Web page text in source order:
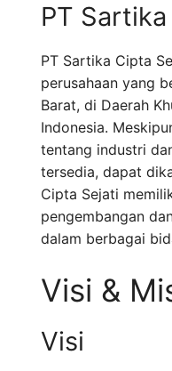
PT
PT Sartika Cipta
perusahaan yang
Barat, di Daerah
Indonesia.
tentang industri
tersedia, dapat
Cipta Sejati
pengembangan
dalam berbagai
Visi &
Visi